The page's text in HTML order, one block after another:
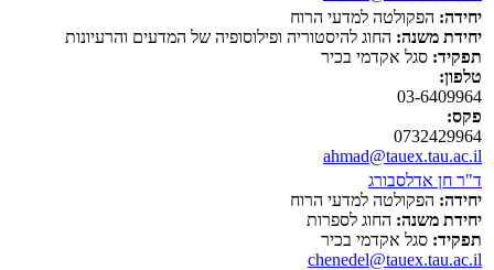
יחידה: הפקולטה למדעי הרוח
יחידת משנה: החוג להיסטוריה ופילוסופיה של המדעים והרעיונות
תפקיד: סגל אקדמי בכיר
טלפון:
03-6409964
פקס:
0732429964
ahmad@tauex.tau.ac.il
ד"ר חן אדלסבורג
יחידה: הפקולטה למדעי הרוח
יחידת משנה: החוג לספרות
תפקיד: סגל אקדמי בכיר
chenedel@tauex.tau.ac.il